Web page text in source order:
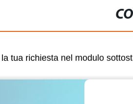
tua richiesta nel modulo